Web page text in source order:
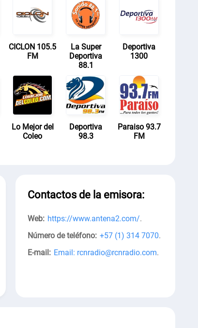
CICLON 105.5
FM
La Super
Deportiva
88.1
Deportiva
1300
Lo Mejor del
Coleo
Deportiva
98.3
Paraiso 93.7
FM
Contactos de la emisora:
Web: https://www.antena2.com/.
Número de teléfono: +57 (1) 314 7070.
E-mail: Email: rcnradio@rcnradio.com.